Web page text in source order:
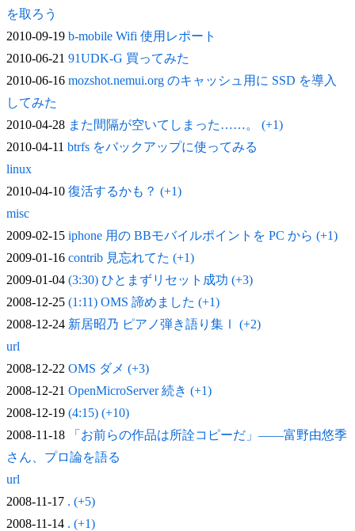
を取ろう
2010-09-19 b-mobile Wifi 使用レポート
2010-06-21 91UDK-G 買ってみた
2010-06-16 mozshot.nemui.org のキャッシュ用に SSD を導入
してみた
2010-04-28 また間隔が空いてしまった……。 (+1)
2010-04-11 btrfs をバックアップに使ってみる
linux
2010-04-10 復活するかも？ (+1)
misc
2009-02-15 iphone 用の BBモバイルポイントを PC から (+1)
2009-01-16 contrib 見忘れてた (+1)
2009-01-04 (3:30) ひとまずリセット成功 (+3)
2008-12-25 (1:11) OMS 諦めました (+1)
2008-12-24 新居昭乃 ピアノ弾き語り集Ⅰ (+2)
url
2008-12-22 OMS ダメ (+3)
2008-12-21 OpenMicroServer 続き (+1)
2008-12-19 (4:15) (+10)
2008-11-18
「お前らの作品は所詮コピーだ」——富野由悠季
さん、プロ論を語る
url
2008-11-17 . (+5)
2008-11-14 . (+1)